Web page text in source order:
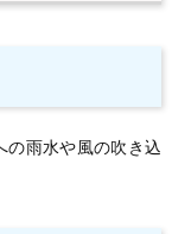
の雨水や風の吹き込